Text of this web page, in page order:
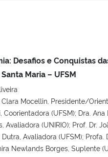
Desafios e Conquistas
Maria – UFSM
Mocellin, Presidente/
(UFSM); Dra.
Avaliadora (UNIRIO); Prof. Dr.
Avaliadora (UFSM);
Newlands Borges, Suplente